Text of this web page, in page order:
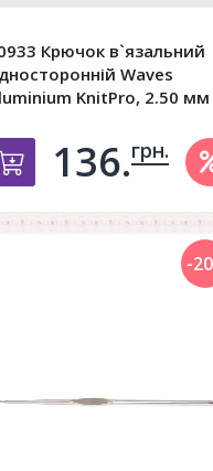
Крючок в`язальний
Waves
KnitPro, 2.50 мм
Добавить в
136.грн.
-20